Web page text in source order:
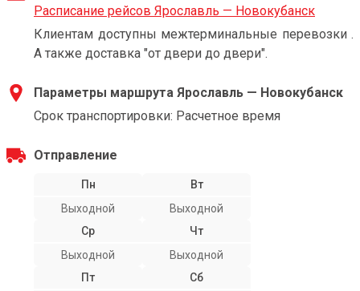
Расписание рейсов Ярославль — Новокубанск
Клиентам доступны межтерминальные перевозки .
А также доставка "от двери до двери".
Параметры маршрута Ярославль — Новокубанск
Срок транспортировки: Расчетное время
Отправление
Пн
Выходной
Вт
Выходной
Ср
Выходной
Чт
Выходной
Пт
Сб